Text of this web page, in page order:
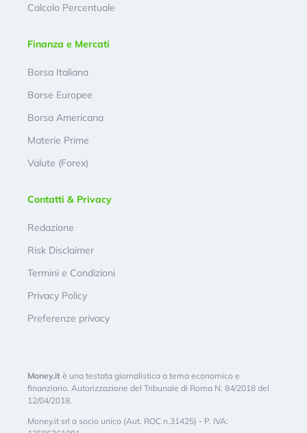
Calcolo Percentuale
Finanza e Mercati
Borsa Italiana
Borse Europee
Borsa Americana
Materie Prime
Valute (Forex)
Contatti & Privacy
Redazione
Risk Disclaimer
Termini e Condizioni
Privacy Policy
Preferenze privacy
Money.it è una testata giornalistica a tema economico e
finanziario. Autorizzazione del Tribunale di Roma N. 84/2018 del
12/04/2018.
Money.it srl a socio unico (Aut. ROC n.31425) - P. IVA: